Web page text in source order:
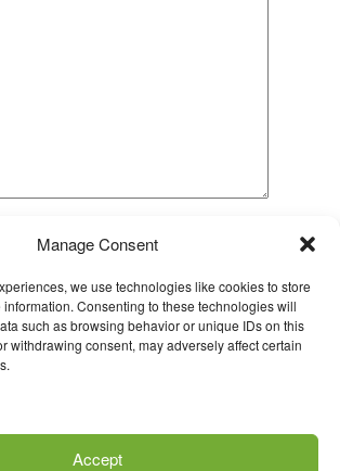
Manage Consent
we use technologies like cookies to store
Consenting to these technologies will
such as browsing behavior or unique IDs on this
withdrawing consent, may adversely affect certain
Accept